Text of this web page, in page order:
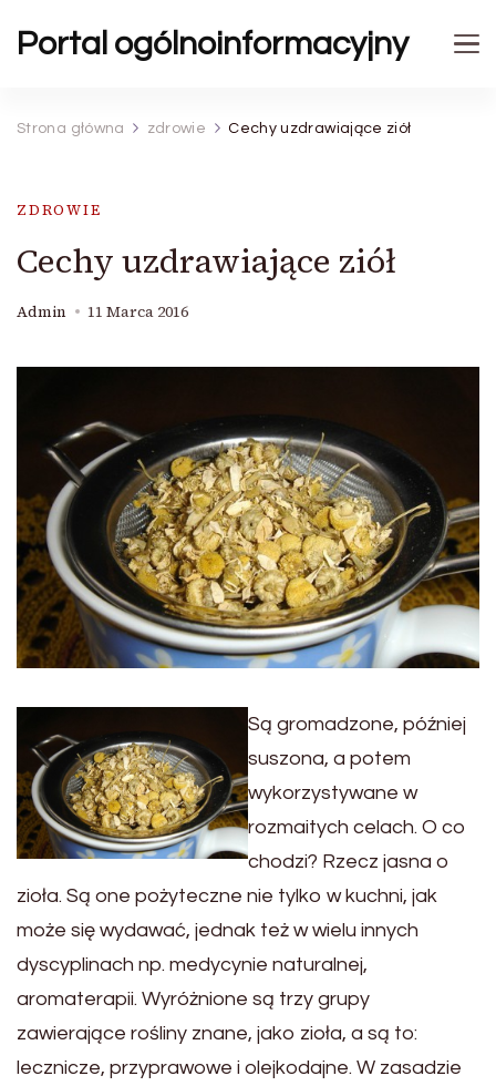
Portal ogólnoinformacyjny
Strona główna zdrowie Cechy uzdrawiające ziół
ZDROWIE
Cechy uzdrawiające ziół
Admin 11 Marca 2016
Są gromadzone, później
suszona, a potem
wykorzystywane w
rozmaitych celach. O co
chodzi? Rzecz jasna o
zioła. Są one pożyteczne nie tylko w kuchni, jak
może się wydawać, jednak też w wielu innych
dyscyplinach np. medycynie naturalnej,
aromaterapii. Wyróżnione są trzy grupy
zawierające rośliny znane, jako zioła, a są to:
lecznicze, przyprawowe i olejkodajne. W zasadzie